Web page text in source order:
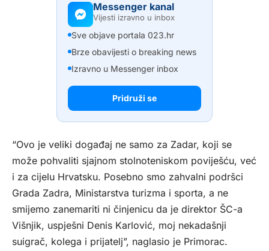
Messenger kanal
Vijesti izravno u inbox
Sve objave portala 023.hr
Brze obavijesti o breaking news
Izravno u Messenger inbox
Pridruži se
“Ovo je veliki događaj ne samo za Zadar, koji se
može pohvaliti sjajnom stolnoteniskom poviješću, već
i za cijelu Hrvatsku. Posebno smo zahvalni podršci
Grada Zadra, Ministarstva turizma i sporta, a ne
smijemo zanemariti ni činjenicu da je direktor ŠC-a
Višnjik, uspješni Denis Karlović, moj nekadašnji
suigrač, kolega i prijatelj”, naglasio je Primorac.